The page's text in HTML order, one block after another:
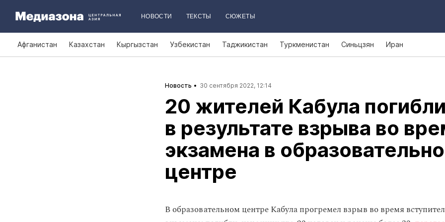
НОВОСТИ ТЕКСТЫ СЮЖЕТЫ
Афганистан Казахстан Кыргызстан Узбекистан Таджикистан Туркменистан Синьцзян Иран
Новость 30 сентября 2022, 12:14
20 жителей Кабула погибли
в результате взрыва во
экзамена в
центре
В образовательном центре Кабула прогремел взрыв во время